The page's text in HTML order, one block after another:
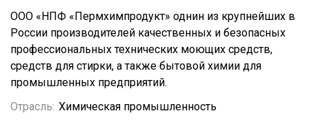
ООО «НПФ «Пермхимпродукт» однин из крупнейших в
России производителей качественных и безопасных
профессиональных технических моющих средств,
средств для стирки, а также бытовой химии для
промышленных предприятий.
Отрасль: Химическая промышленность